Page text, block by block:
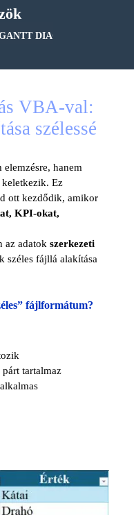
DIAGRAM • FA
VBA-val:
szélessé
hanem
keletkezik. Ez
ott kezdődik, amikor
KPI-okat,
az adatokszerkezeti
széles fájllá alakítása
fájlformátum?
tartalmaz